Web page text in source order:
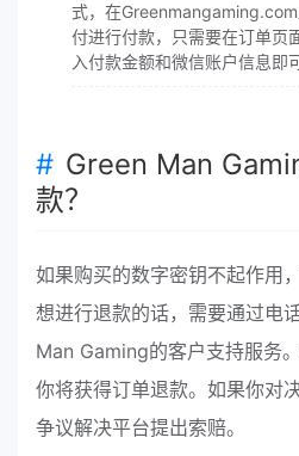
式，在
付进行付款，只需要在订单页
入付款金额和微信账户信息即可
Green Man
款？
如果购买的数字密钥不起作用
想进行退款的话，需要通过电
Man Gaming的客户支持服务
你将获得订单退款。如果你对
争议解决平台提出索赔。